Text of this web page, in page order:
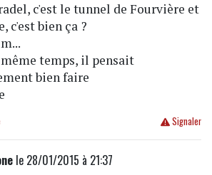
c'est le tunnel de Fourvière et
c'est bien ça ?
temps, il pensait
bien faire
Signaler
le 28/01/2015 à 21:37